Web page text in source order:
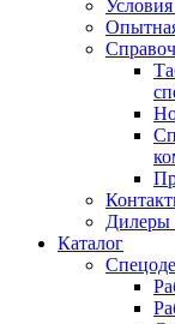
Каталог